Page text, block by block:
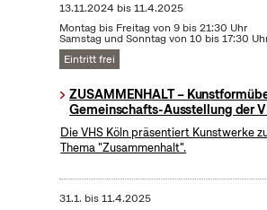
13.11.2024 bis11.4.2025
Montag bis Freitag von 9 bis 21:30 Uhr
Samstag und Sonntag von 10 bis 17:30
Eintritt frei
ZUSAMMENHALT –
Gemeinschafts-Ausstellung der
Die VHS Köln präsentiert Kunstwerke
Thema "Zusammenhalt".
31.1. bis11.4.2025